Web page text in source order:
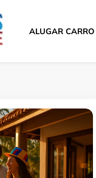
ALUGAR CARRO